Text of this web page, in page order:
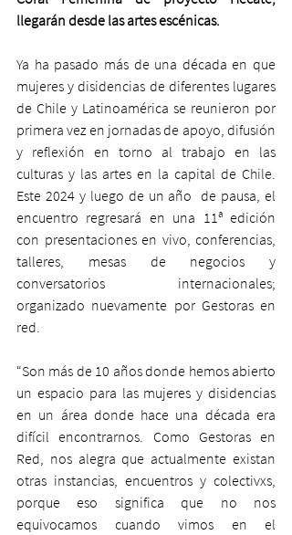
llegarán desde las artes escénicas.
Ya ha pasado más de una década en que
mujeres y disidencias de diferentes lugares
de Chile y Latinoamérica se reunieron por
primera vez en jornadas de apoyo, difusión
y reflexión en torno al trabajo en las
culturas y las artes en la capital de Chile.
Este 2024 y luego de un año  de pausa, el
encuentro regresará en una 11ª edición
con presentaciones en vivo, conferencias,
talleres, mesas de negocios y
conversatorios internacionales;
organizado nuevamente por Gestoras en
red.
“Son más de 10 años donde hemos abierto
un espacio para las mujeres y disidencias
en un área donde hace una década era
difícil encontrarnos. Como Gestoras en
Red, nos alegra que actualmente existan
otras instancias, encuentros y colectivxs,
porque eso significa que no nos
equivocamos cuando vimos en el